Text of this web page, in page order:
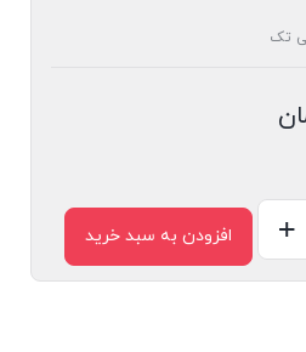
تک
+ افزودن به سبد خرید